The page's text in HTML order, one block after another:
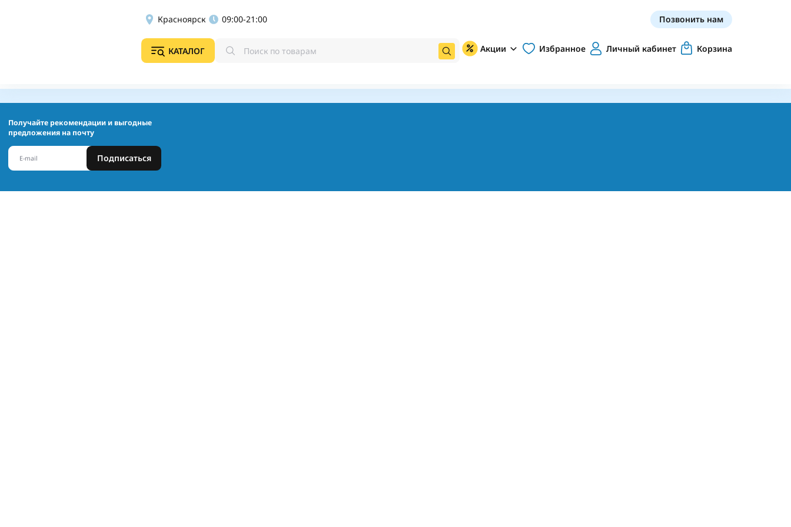
Красноярск 09:00-21:00 Позвонить нам
КАТАЛОГ Акции Избранное Личный кабинет Корзина
Получайте рекомендации и выгодные
предложения на почту
Подписаться